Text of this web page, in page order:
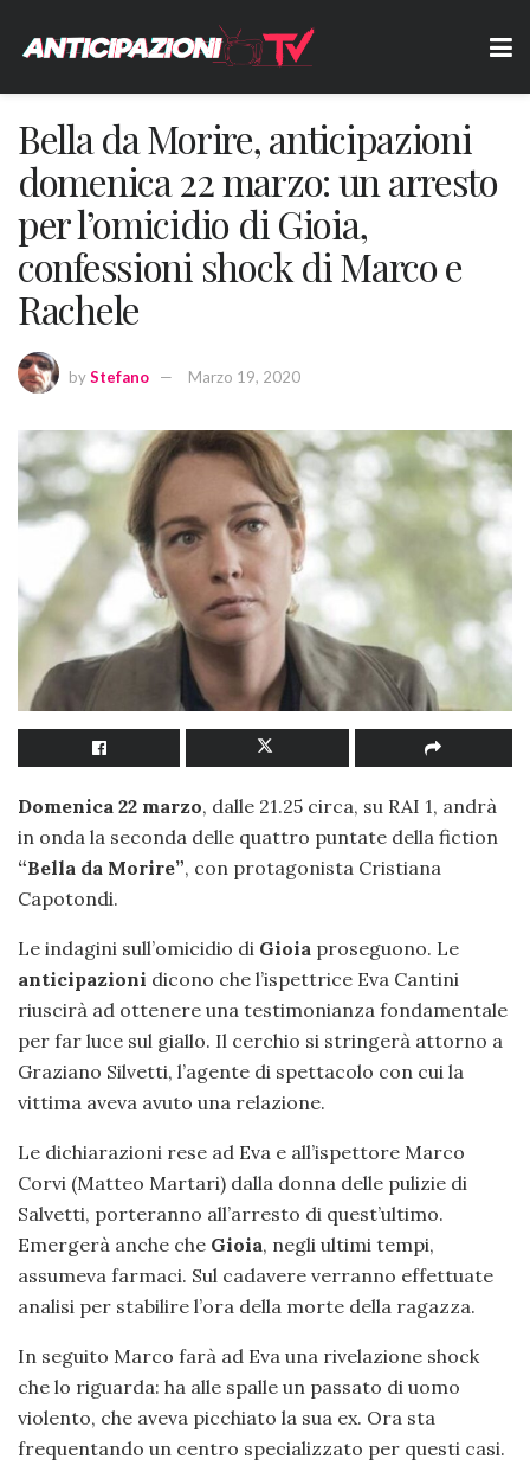
Bella da Morire, anticipazioni
domenica 22 marzo: un arresto
per l’omicidio di Gioia,
confessioni shock di Marco e
Rachele
byStefano Marzo 19, 2020
Domenica 22 marzo, dalle 21.25 circa, su RAI 1, andrà
in onda la seconda delle quattro puntate della fiction
“Bella da Morire”, con protagonista Cristiana
Capotondi.
Le indagini sull’omicidio di Gioia proseguono. Le
anticipazioni dicono che l’ispettrice Eva Cantini
riuscirà ad ottenere una testimonianza fondamentale
per far luce sul giallo. Il cerchio si stringerà attorno a
Graziano Silvetti, l’agente di spettacolo con cui la
vittima aveva avuto una relazione.
Le dichiarazioni rese ad Eva e all’ispettore Marco
Corvi (Matteo Martari) dalla donna delle pulizie di
Salvetti, porteranno all’arresto di quest’ultimo.
Emergerà anche che Gioia, negli ultimi tempi,
assumeva farmaci. Sul cadavere verranno effettuate
analisi per stabilire l’ora della morte della ragazza.
In seguito Marco farà ad Eva una rivelazione shock
che lo riguarda: ha alle spalle un passato di uomo
violento, che aveva picchiato la sua ex. Ora sta
frequentando un centro specializzato per questi casi.